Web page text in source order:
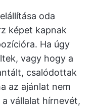
oda
képet kapnak
Ha úgy
vagy hogy a
csalódottak
az ajánlat nem
vállalat hírnevét,